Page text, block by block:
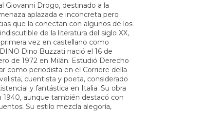
Giovanni Drogo, destinado a la
aplazada e inconcreta pero
que la conectan con algunos de los
de la literatura del siglo XX,
vez en castellano como
Dino Buzzati nació el 16 de
de 1972 en Milán. Estudió Derecho
como periodista en el Corriere della
cuentista y poeta, considerado
y fantástica en Italia. Su obra
1940, aunque también destacó con
Su estilo mezcla alegoría,